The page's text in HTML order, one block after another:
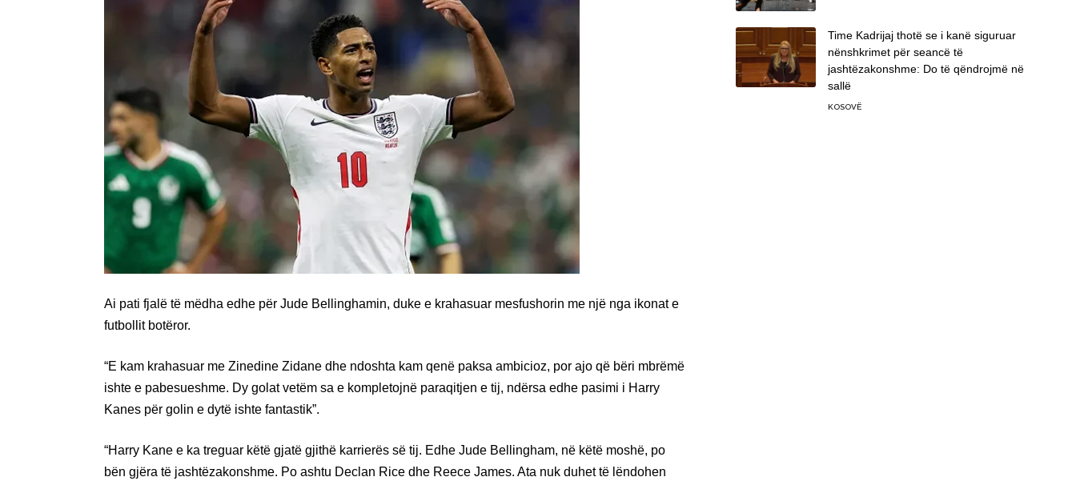
Ai pati fjalë të mëdha edhe për Jude Bellinghamin, duke e krahasuar mesfushorin me një nga ikonat e
futbollit botëror.
“E kam krahasuar me Zinedine Zidane dhe ndoshta kam qenë paksa ambicioz, por ajo që bëri mbrëmë
ishte e pabesueshme. Dy golat vetëm sa e kompletojnë paraqitjen e tij, ndërsa edhe pasimi i Harry
Kanes për golin e dytë ishte fantastik”.
“Harry Kane e ka treguar këtë gjatë gjithë karrierës së tij. Edhe Jude Bellingham, në këtë moshë, po
bën gjëra të jashtëzakonshme. Po ashtu Declan Rice dhe Reece James. Ata nuk duhet të lëndohen
Time Kadrijaj thotë se i kanë siguruar
nënshkrimet për seancë të
jashtëzakonshme: Do të qëndrojmë në
sallë
KOSOVË